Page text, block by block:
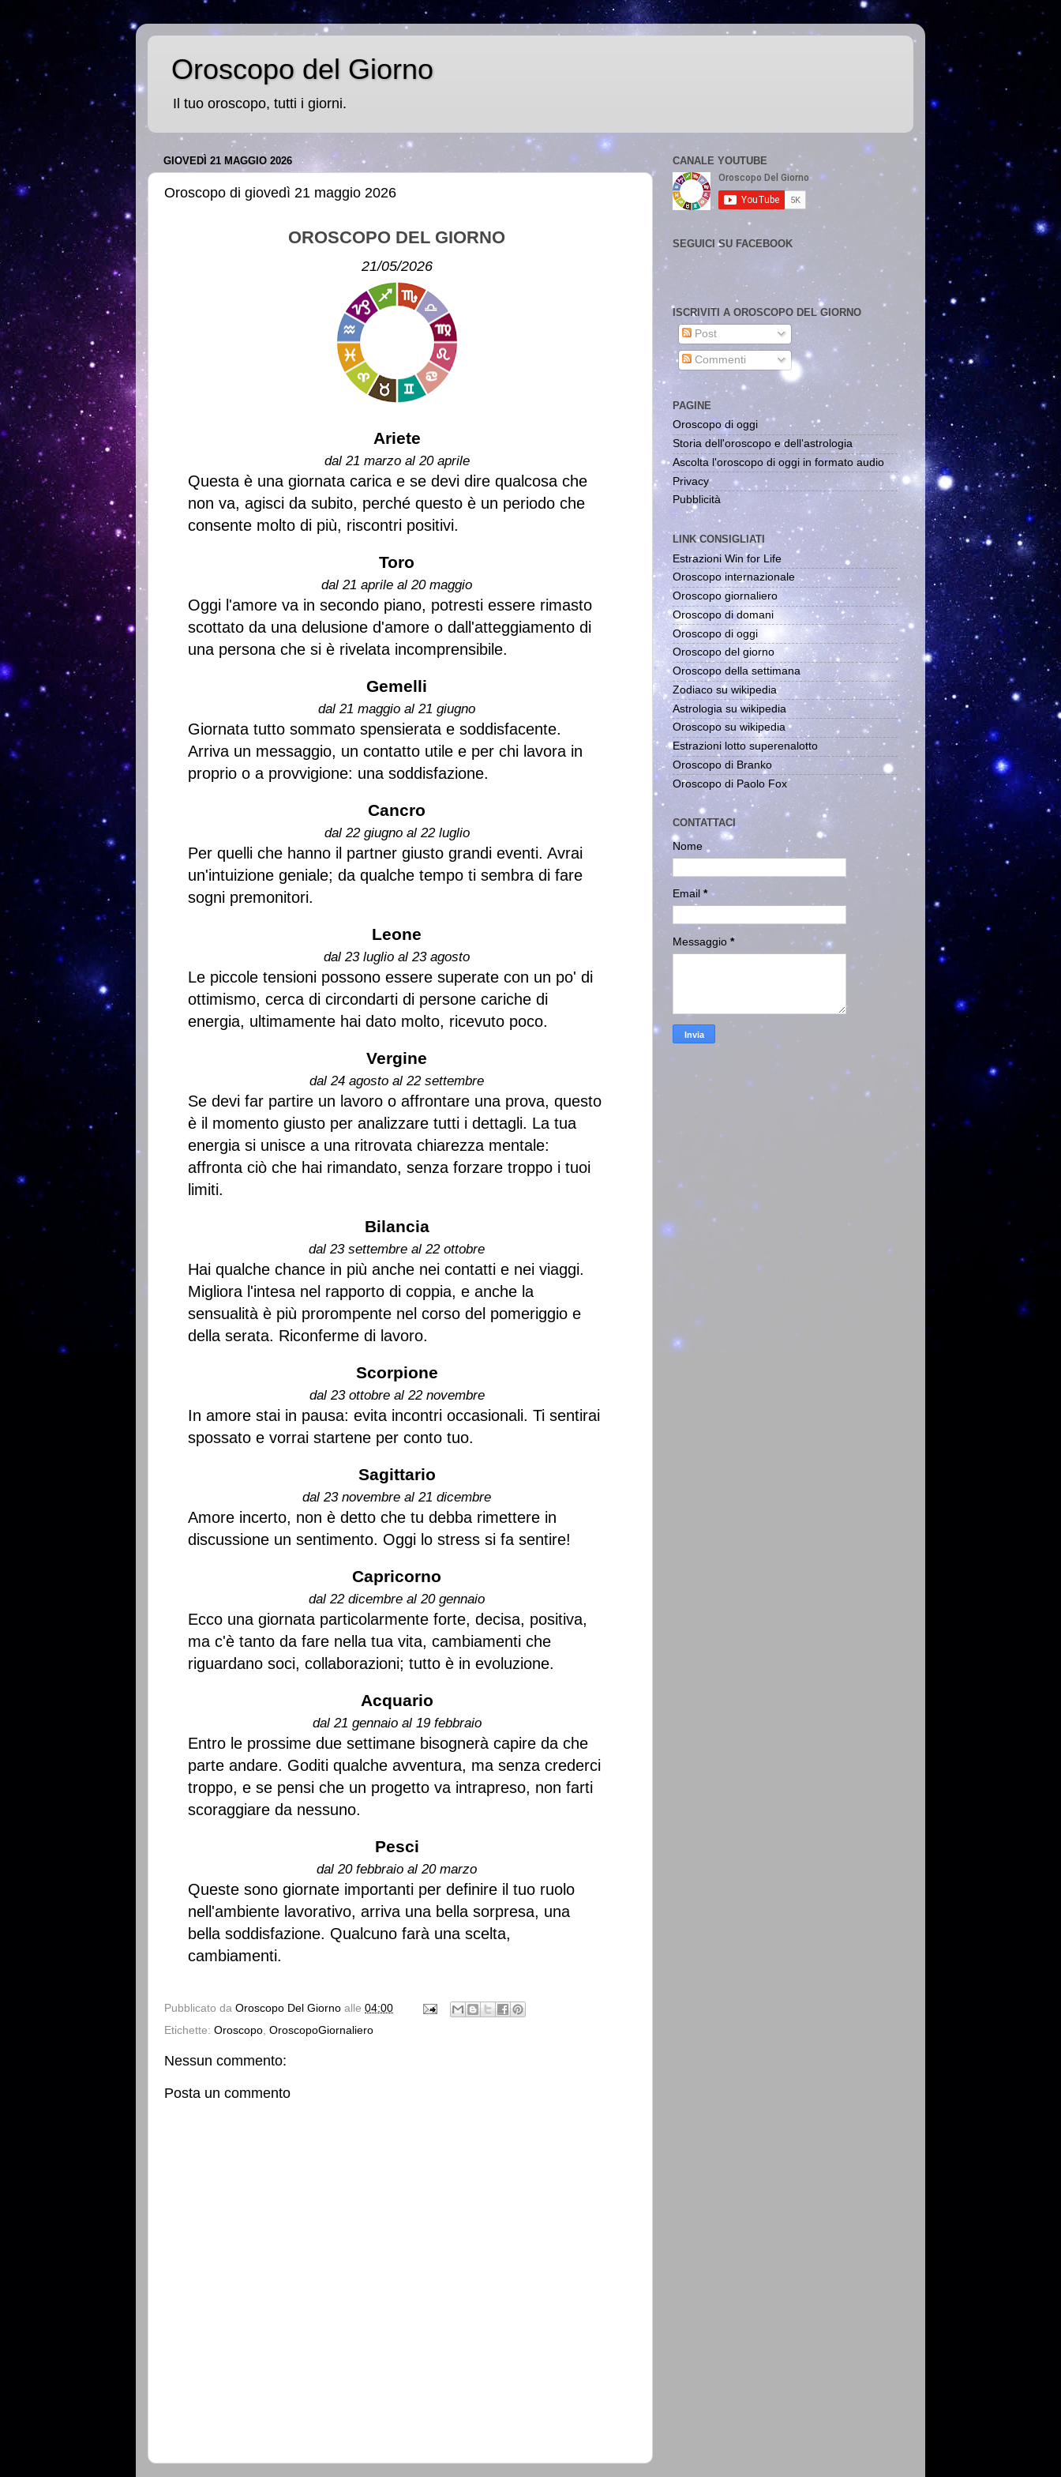
Oroscopo del Giorno
Il tuo oroscopo, tutti i giorni.
GIOVEDÌ 21 MAGGIO 2026
Oroscopo di giovedì 21 maggio 2026
OROSCOPO DEL GIORNO
21/05/2026
Ariete
dal 21 marzo al 20 aprile
Questa è una giornata carica e se devi dire qualcosa che
non va, agisci da subito, perché questo è un periodo che
consente molto di più, riscontri positivi.
Toro
dal 21 aprile al 20 maggio
Oggi l'amore va in secondo piano, potresti essere rimasto
scottato da una delusione d'amore o dall'atteggiamento di
una persona che si è rivelata incomprensibile.
Gemelli
dal 21 maggio al 21 giugno
Giornata tutto sommato spensierata e soddisfacente.
Arriva un messaggio, un contatto utile e per chi lavora in
proprio o a provvigione: una soddisfazione.
Cancro
dal 22 giugno al 22 luglio
Per quelli che hanno il partner giusto grandi eventi. Avrai
un'intuizione geniale; da qualche tempo ti sembra di fare
sogni premonitori.
Leone
dal 23 luglio al 23 agosto
Le piccole tensioni possono essere superate con un po' di
ottimismo, cerca di circondarti di persone cariche di
energia, ultimamente hai dato molto, ricevuto poco.
Vergine
dal 24 agosto al 22 settembre
Se devi far partire un lavoro o affrontare una prova, questo
è il momento giusto per analizzare tutti i dettagli. La tua
energia si unisce a una ritrovata chiarezza mentale:
affronta ciò che hai rimandato, senza forzare troppo i tuoi
limiti.
Bilancia
dal 23 settembre al 22 ottobre
Hai qualche chance in più anche nei contatti e nei viaggi.
Migliora l'intesa nel rapporto di coppia, e anche la
sensualità è più prorompente nel corso del pomeriggio e
della serata. Riconferme di lavoro.
Scorpione
dal 23 ottobre al 22 novembre
In amore stai in pausa: evita incontri occasionali. Ti sentirai
spossato e vorrai startene per conto tuo.
Sagittario
dal 23 novembre al 21 dicembre
Amore incerto, non è detto che tu debba rimettere in
discussione un sentimento. Oggi lo stress si fa sentire!
Capricorno
dal 22 dicembre al 20 gennaio
Ecco una giornata particolarmente forte, decisa, positiva,
ma c'è tanto da fare nella tua vita, cambiamenti che
riguardano soci, collaborazioni; tutto è in evoluzione.
Acquario
dal 21 gennaio al 19 febbraio
Entro le prossime due settimane bisognerà capire da che
parte andare. Goditi qualche avventura, ma senza crederci
troppo, e se pensi che un progetto va intrapreso, non farti
scoraggiare da nessuno.
Pesci
dal 20 febbraio al 20 marzo
Queste sono giornate importanti per definire il tuo ruolo
nell'ambiente lavorativo, arriva una bella sorpresa, una
bella soddisfazione. Qualcuno farà una scelta,
cambiamenti.
Pubblicato da Oroscopo Del Giorno alle 04:00
Etichette: Oroscopo OroscopoGiornaliero
Nessun commento:
Posta un commento
CANALE YOUTUBE
SEGUICI SU FACEBOOK
ISCRIVITI A OROSCOPO DEL GIORNO
Post
Commenti
PAGINE
Oroscopo di oggi
Storia dell'oroscopo e dell'astrologia
Ascolta l'oroscopo di oggi in formato audio
Privacy
Pubblicità
LINK CONSIGLIATI
Estrazioni Win for Life
Oroscopo internazionale
Oroscopo giornaliero
Oroscopo di domani
Oroscopo di oggi
Oroscopo del giorno
Oroscopo della settimana
Zodiaco su wikipedia
Astrologia su wikipedia
Oroscopo su wikipedia
Estrazioni lotto superenalotto
Oroscopo di Branko
Oroscopo di Paolo Fox
CONTATTACI
Nome
Email *
Messaggio *